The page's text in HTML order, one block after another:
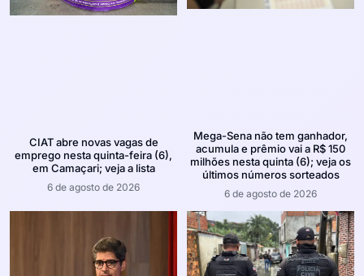
CIAT abre novas vagas de
emprego nesta quinta-feira (6),
em Camaçari; veja a lista
6 de agosto de 2026
Mega-Sena não tem ganhador,
acumula e prêmio vai a R$ 150
milhões nesta quinta (6); veja os
últimos números sorteados
6 de agosto de 2026